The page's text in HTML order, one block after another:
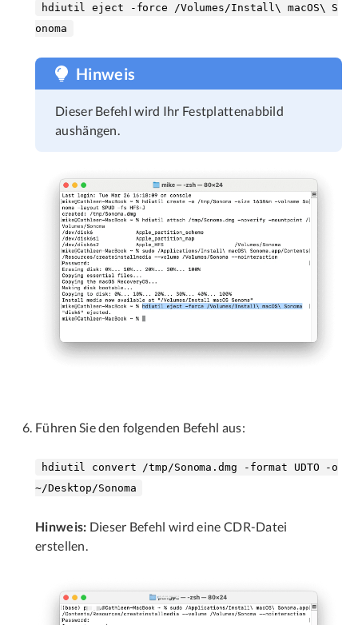
hdiutil eject -force /Volumes/Install\ macOS\ S
onoma
Hinweis
Dieser Befehl wird Ihr Festplattenabbild
aushängen.
Führen Sie den folgenden Befehl aus:
hdiutil convert /tmp/Sonoma.dmg -format UDTO -o
~/Desktop/Sonoma
Hinweis: Dieser Befehl wird eine CDR-Datei
erstellen.